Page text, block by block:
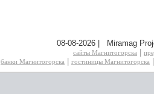
08-08-2026 | Miramag
сайты Магнитогорска
банки Магнитогорска
гостиницы Магнитогорска